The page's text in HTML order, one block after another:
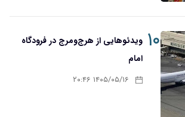
۱۰ ویدئوهایی از هرج‌ومرج در فرودگاه
امام
۱۴۰۵/۰۵/۱۶ ۲۰:۴۶